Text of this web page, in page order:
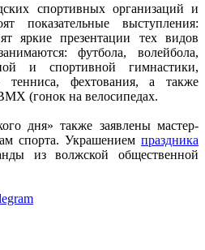
спортивных организаций и
показательные выступления:
яркие презентации тех видов
футбола, волейбола,
и спортивной гимнастики,
тенниса, фехтования, а также
(гонок на велосипедах.
дня» также заявлены мастер-
спорта. Украшением праздника
из волжской общественной